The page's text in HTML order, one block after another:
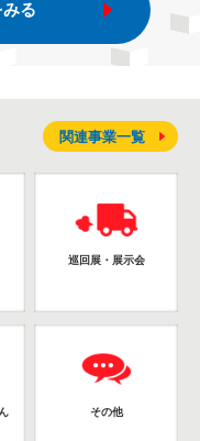
る
巡回展・展示会
その他
関連事業一覧